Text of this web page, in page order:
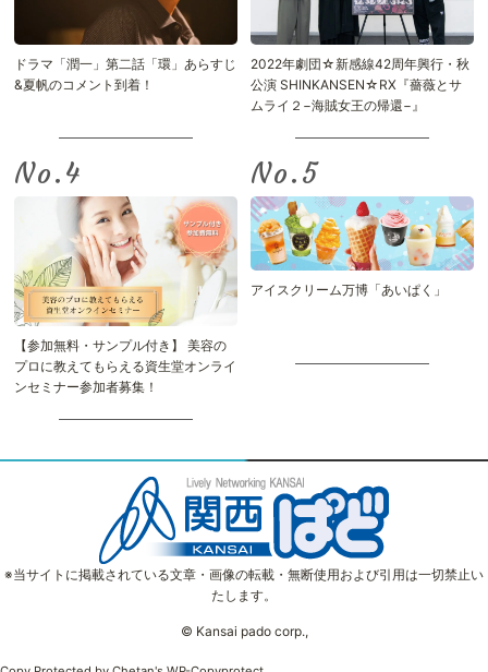
ドラマ「潤一」第二話「環」あらすじ
&夏帆のコメント到着！
2022年劇団☆新感線42周年興行・秋
公演 SHINKANSEN☆RX『薔薇とサ
ムライ２−海賊女王の帰還−』
No.
【参加無料・サンプル付き】 美容の
プロに教えてもらえる資生堂オンライ
ンセミナー参加者募集！
No.
アイスクリーム万博「あいぱく」
※当サイトに掲載されている文章・画像の転載・無断使用および引用は一切禁止い
たします。
© Kansai pado corp.,